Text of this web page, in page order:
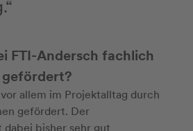
FTI-Andersch fachlich
allem im Projektalltag durch
gefördert. Der
dabei bisher sehr gut